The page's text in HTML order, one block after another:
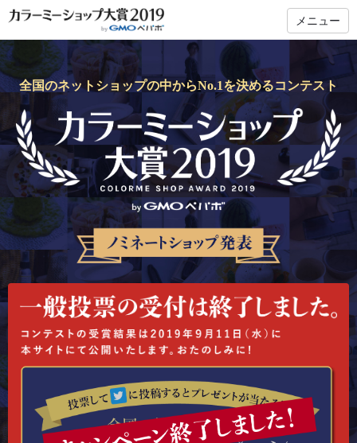
メニュー
全国のネットショップの中からNo.1を決めるコンテスト